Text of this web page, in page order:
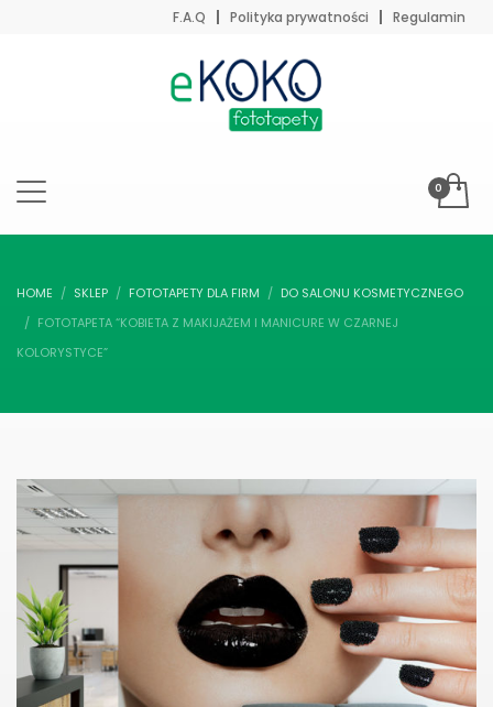
F.A.Q Polityka prywatności Regulamin
HOME SKLEP FOTOTAPETY DLA FIRM
DO SALONU KOSMETYCZNEGO
FOTOTAPETA “KOBIETA Z MAKIJAŻEM I MANICURE W CZARNEJ
KOLORYSTYCE”